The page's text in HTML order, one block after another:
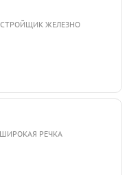
ЖЕЛЕЗНО
ШИРОКАЯ РЕЧКА